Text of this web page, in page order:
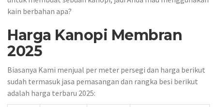
kain berbahan apa?
Harga Kanopi Membran
2025
Biasanya Kami menjual per meter persegi dan harga berikut
sudah termasuk jasa pemasangan dan rangka besi berikut
adalah harga terbaru 2025: